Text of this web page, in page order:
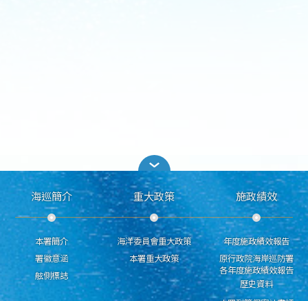
海巡簡介
本署簡介
署徽意涵
舷側標誌
重大政策
海洋委員會重大政策
本署重大政策
施政績效
年度施政績效報告
原行政院海岸巡防署
各年度施政績效報告
歷史資料